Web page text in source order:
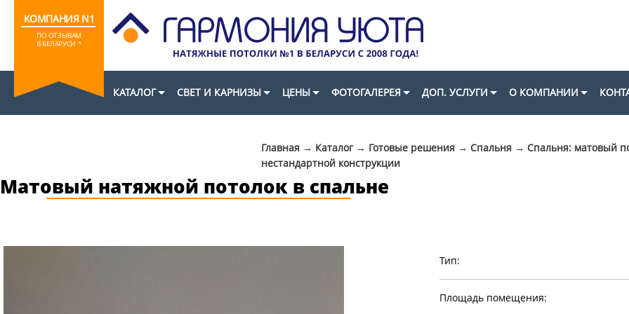
КОМПАНИЯ N1
ПО ОТЗЫВАМ
В БЕЛАРУСИ *
КАТАЛОГ СВЕТ И КАРНИЗЫ ЦЕНЫ ФОТОГАЛЕРЕЯ ДОП. УСЛУГИ О КОМПАНИИ
Главная → Каталог→ Готовые решения → Спальня → Спальня: матовый
нестандартной конструкции
Матовый натяжной потолок в спальне
Тип:
Площадь помещения: